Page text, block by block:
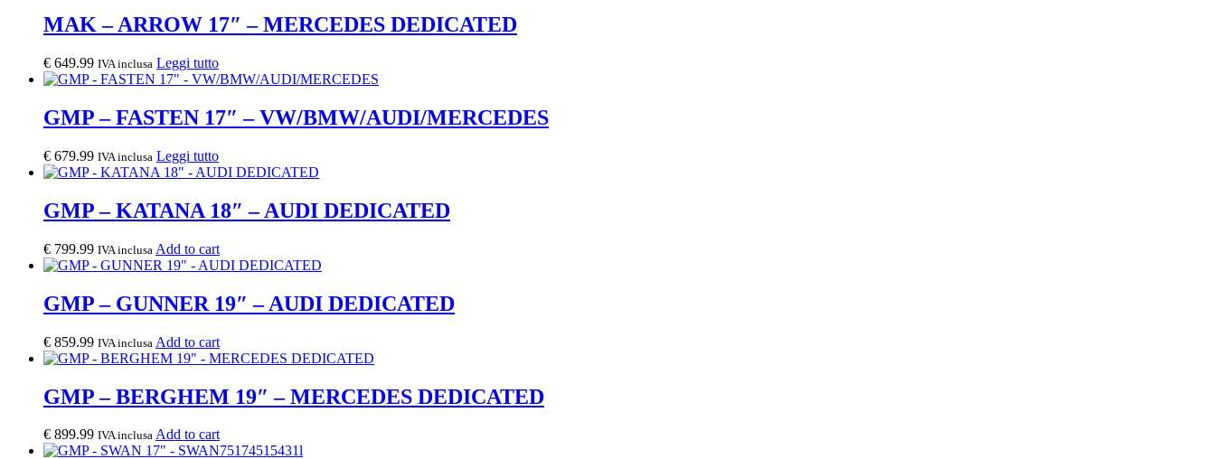
MAK – ARROW 17″ – MERCEDES DEDICATED
€ 649.99 IVA inclusa Leggi tutto
GMP – FASTEN 17″ – VW/BMW/AUDI/MERCEDES
€ 679.99 IVA inclusa Leggi tutto
GMP – KATANA 18″ – AUDI DEDICATED
€ 799.99 IVA inclusa Add to cart
GMP – GUNNER 19″ – AUDI DEDICATED
€ 859.99 IVA inclusa Add to cart
GMP – BERGHEM 19″ – MERCEDES DEDICATED
€ 899.99 IVA inclusa Add to cart